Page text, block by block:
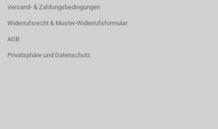
Versand- & Zahlungsbedingungen
Widerrufsrecht & Muster-Widerrufsformular
AGB
Privatsphäre und Datenschutz